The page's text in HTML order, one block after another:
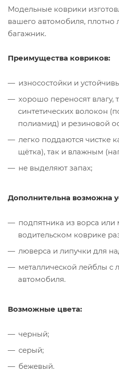
Модельные коврики
вашего автомобиля, плотно
багажник.
Преимущества ковриков:
износостойки и
хорошо переносят влагу,
синтетических волокон
полиамид) и резиновой
легко поддаются чистке
щётка), так и влажным
не выделяют запах;
Дополнительна возможна
подпятника из ворса или
водительском коврике
люверса и липучки для
металлической лейблы
автомобиля.
Возможные цвета:
черный;
серый;
бежевый.